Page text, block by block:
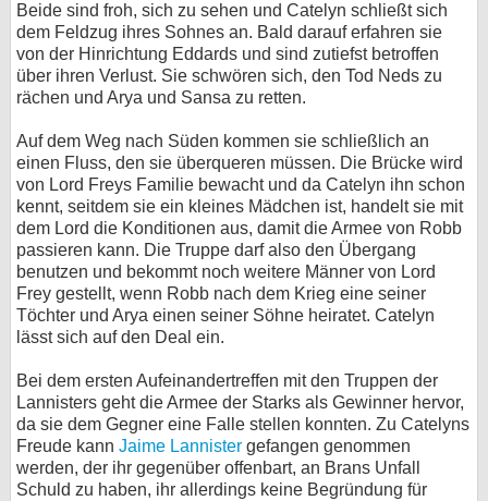
Beide sind froh, sich zu sehen und Catelyn schließt sich
dem Feldzug ihres Sohnes an. Bald darauf erfahren sie
von der Hinrichtung Eddards und sind zutiefst betroffen
über ihren Verlust. Sie schwören sich, den Tod Neds zu
rächen und Arya und Sansa zu retten.
Auf dem Weg nach Süden kommen sie schließlich an
einen Fluss, den sie überqueren müssen. Die Brücke wird
von Lord Freys Familie bewacht und da Catelyn ihn schon
kennt, seitdem sie ein kleines Mädchen ist, handelt sie mit
dem Lord die Konditionen aus, damit die Armee von Robb
passieren kann. Die Truppe darf also den Übergang
benutzen und bekommt noch weitere Männer von Lord
Frey gestellt, wenn Robb nach dem Krieg eine seiner
Töchter und Arya einen seiner Söhne heiratet. Catelyn
lässt sich auf den Deal ein.
Bei dem ersten Aufeinandertreffen mit den Truppen der
Lannisters geht die Armee der Starks als Gewinner hervor,
da sie dem Gegner eine Falle stellen konnten. Zu Catelyns
Freude kann Jaime Lannister gefangen genommen
werden, der ihr gegenüber offenbart, an Brans Unfall
Schuld zu haben, ihr allerdings keine Begründung für